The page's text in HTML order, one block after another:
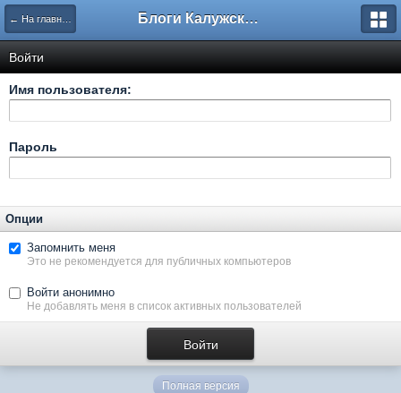
← На главную Блоги Калужского перекрестка
Войти
Имя пользователя:
Пароль
Опции
Запомнить меня
Это не рекомендуется для публичных компьютеров
Войти анонимно
Не добавлять меня в список активных пользователей
Полная версия